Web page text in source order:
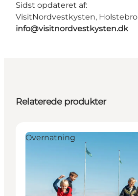
Sidst opdateret af:
VisitNordvestkysten, Holstebro
info@visitnordvestkysten.dk
Relaterede produkter
Overnatning